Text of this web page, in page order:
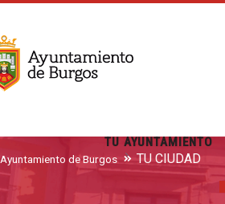
TU AYUNTAMIENTO
Ayuntamiento de Burgos TU CIUDAD